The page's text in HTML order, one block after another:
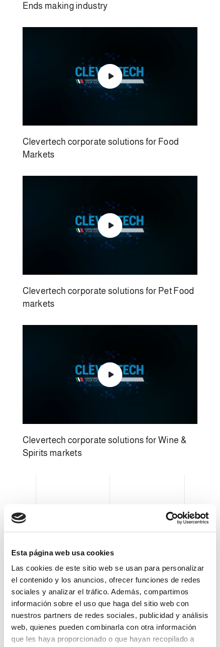
Esta página web usa cookies
Las cookies de este sitio web se usan para personalizar
el contenido y los anuncios, ofrecer funciones de redes
sociales y analizar el tráfico. Además, compartimos
información sobre el uso que haga del sitio web con
nuestros partners de redes sociales, publicidad y análisis
web, quienes pueden combinarla con otra información
que les haya proporcionado o que hayan recopilado a
Ends making industry
Clevertech corporate solutions for Food
Markets
Clevertech corporate solutions for Pet Food
markets
Clevertech corporate solutions for Wine &
Spirits markets
SYSTEM